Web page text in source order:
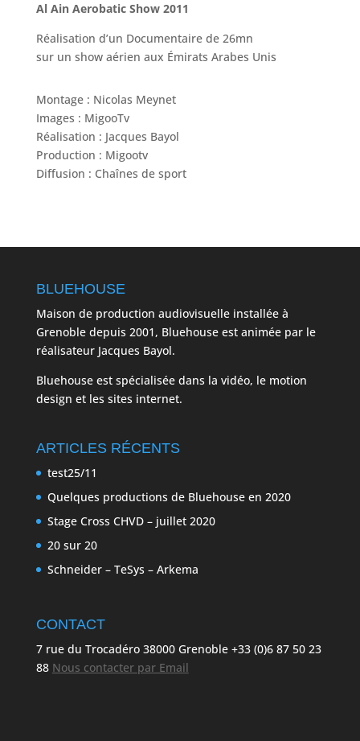
Al Ain Aerobatic Show 2011
Réalisation d’un Documentaire de 26mn
sur un show aérien aux Émirats Arabes Unis
Montage : Nicolas Meynet
Images : MigooTv
Réalisation : Jacques Bayol
Production : Migootv
Diffusion : Chaînes de sport
BLUEHOUSE
Maison de production audiovisuelle installée à
Grenoble depuis 2001, Bluehouse est animée par le
réalisateur Jacques Bayol.
Bluehouse est spécialisée dans la vidéo, le motion
design et les sites internet.
ARTICLES RÉCENTS
test25/11
Quelques productions de Bluehouse en 2020
Stage Cross CHVD – juillet 2020
20 sur 20
Schneider – TeSys – Arkema
CONTACT
7 rue du Trocadéro 38000 Grenoble +33 (0)6 87 50 23
88 Nous contacter par Email